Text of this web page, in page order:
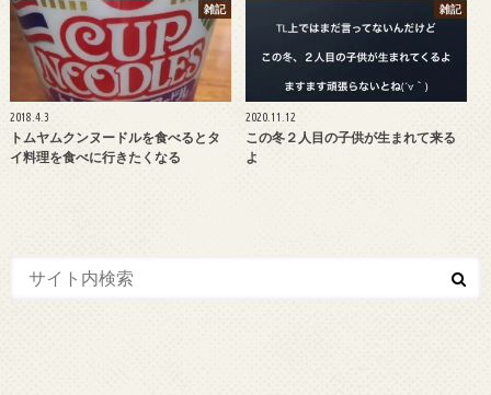
雑記
2018.4.3
トムヤムクンヌードルを食べるとタ
イ料理を食べに行きたくなる
雑記
2020.11.12
この冬２人目の子供が生まれて来る
よ